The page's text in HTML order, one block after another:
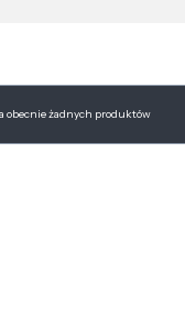
obecnie żadnych produktów